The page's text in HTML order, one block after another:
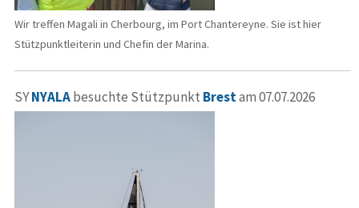
Wir treffen Magali in Cherbourg, im Port Chantereyne. Sie ist hier
Stützpunktleiterin und Chefin der Marina.
SYNYALAbesuchte Stützpunkt Brestam 07.07.2026